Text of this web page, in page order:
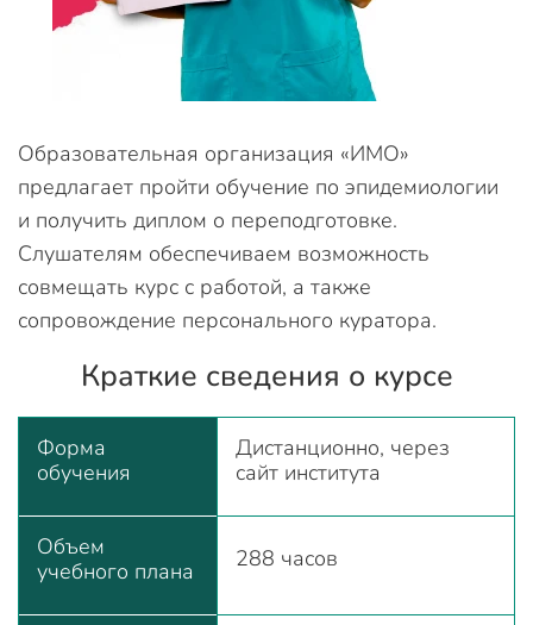
Образовательная организация «ИМО»
предлагает пройти обучение по эпидемиологии
и получить диплом о переподготовке.
Слушателям обеспечиваем возможность
совмещать курс с работой, а также
сопровождение персонального куратора.
Краткие сведения о курсе
Форма
обучения
Дистанционно, через
сайт института
Объем
учебного плана
288 часов